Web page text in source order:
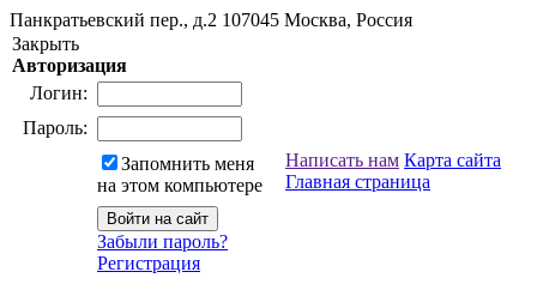
Панкратьевский пер., д.2 107045 Москва, Россия
Закрыть
Авторизация
Логин:
Пароль:
Запомнить меня
на этом компьютере
Забыли пароль?
Регистрация
Написать нам Карта сайта
Главная страница